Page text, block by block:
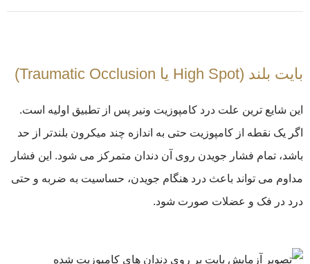
بایت بلند (High Spot یا Traumatic Occlusion)
این شایع ترین علت درد کامپوزیت ونیر پس از تطبیق اولیه است.
اگر یک نقطه از کامپوزیت حتی به اندازه چند میکرون بلندتر از حد
باشد، تمام فشار جویدن روی آن دندان متمرکز می شود. این فشار
مداوم می تواند باعث درد هنگام جویدن، حساسیت به ضربه و حتی
درد در فک و عضلات صورت شود.